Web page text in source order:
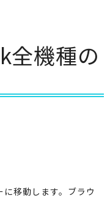
全機種の
移動します。ブラウ